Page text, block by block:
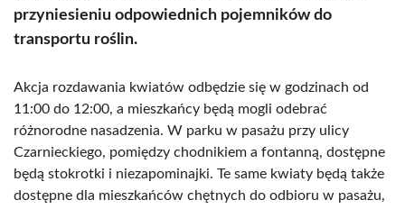
przyniesieniu odpowiednich pojemników do
transportu roślin.
Akcja rozdawania kwiatów odbędzie się w godzinach od
11:00 do 12:00, a mieszkańcy będą mogli odebrać
różnorodne nasadzenia. W parku w pasażu przy ulicy
Czarnieckiego, pomiędzy chodnikiem a fontanną, dostępne
będą stokrotki i niezapominajki. Te same kwiaty będą także
dostępne dla mieszkańców chętnych do odbioru w pasażu,